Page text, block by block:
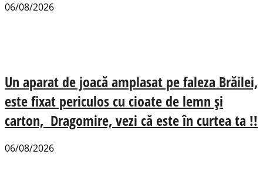
06/08/2026
Un aparat de joacă amplasat pe faleza Brăilei,
este fixat periculos cu cioate de lemn și
carton, Dragomire, vezi că este în curtea ta !!
06/08/2026